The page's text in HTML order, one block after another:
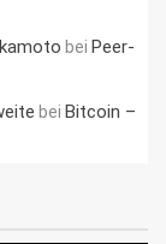
bei Peer-
bei Bitcoin –